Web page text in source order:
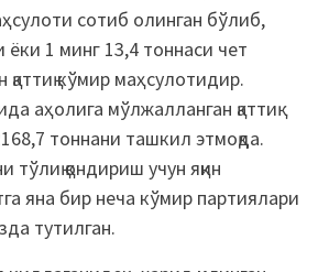
сотиб олинган бўлиб,
1 минг 13,4 тоннаси чет
кўмир маҳсулотидир.
аҳолига мўлжалланган қаттиқ
тоннани ташкил этмоқда.
тўлиқ қондириш учун яқин
яна бир неча кўмир партиялари
тутилган.